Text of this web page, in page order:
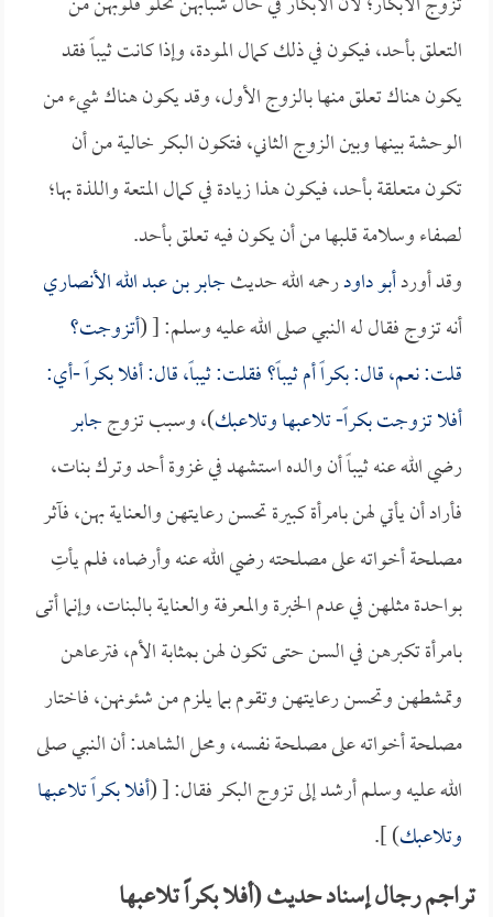
التعلق بأحد، فيكون في ذلك كمال المودة، وإذا كانت ثيباً فقد
يكون هناك تعلق منها بالزوج الأول، وقد يكون هناك شيء من
الوحشة بينها وبين الزوج الثاني، فتكون البكر خالية من أن
تكون متعلقة بأحد، فيكون هذا زيادة في كمال المتعة واللذة بها؛
لصفاء وسلامة قلبها من أن يكون فيه تعلق بأحد.
وقد أوردأبو داودرحمه الله حديثجابر بن عبد الله الأنصاري
أنه تزوج فقال له النبي صلى الله عليه وسلم: [ (أتزوجت؟
قلت: نعم، قال: بكراً أم ثيباً؟ فقلت: ثيباً، قال: أفلا بكراً -أي:
أفلا تزوجت بكراً- تلاعبها وتلاعبك)، وسبب تزوججابر
رضي الله عنه ثيباً أن والده استشهد في غزوة أحد وترك بنات،
فأراد أن يأتي لهن بامرأة كبيرة تحسن رعايتهن والعناية بهن، فآثر
مصلحة أخواته على مصلحته رضي الله عنه وأرضاه، فلم يأتِ
بواحدة مثلهن في عدم الخبرة والمعرفة والعناية بالبنات، وإنما أتى
بامرأة تكبرهن في السن حتى تكون لهن بمثابة الأم، فترعاهن
وتمشطهن وتحسن رعايتهن وتقوم بما يلزم من شئونهن، فاختار
مصلحة أخواته على مصلحة نفسه، ومحل الشاهد: أن النبي صلى
الله عليه وسلم أرشد إلى تزوج البكر فقال: [ (أفلا بكراً تلاعبها
وتلاعبك) ].
تراجم رجال إسناد حديث (أفلا بكراً تلاعبها